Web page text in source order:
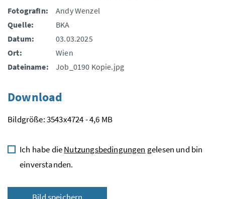
FotografIn:
Andy Wenzel
Quelle:
BKA
Datum:
03.03.2025
Ort:
Wien
Dateiname:
Job_0190 Kopie.jpg
Download
Bildgröße: 3543x4724 - 4,6 MB
Ich habe dieNutzungsbedingungen gelesen und bin
einverstanden.